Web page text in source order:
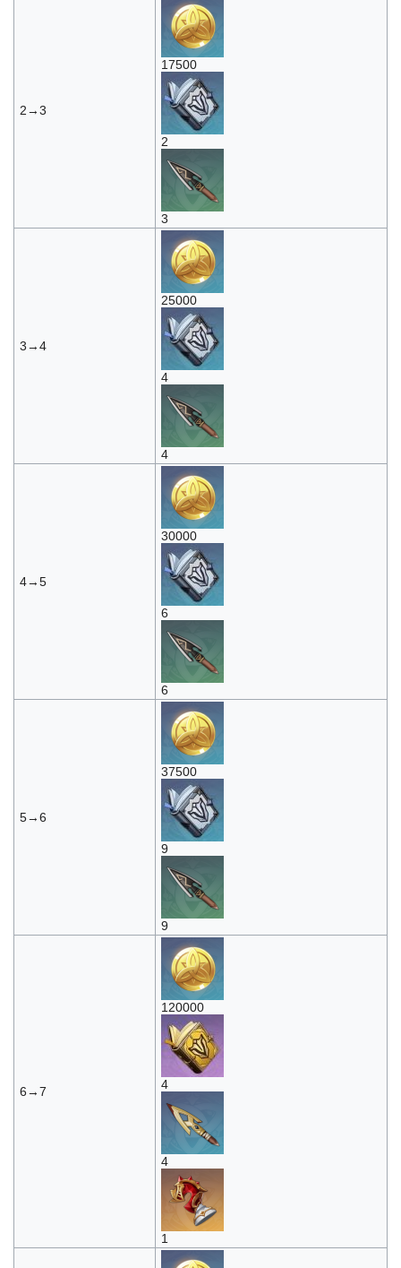
2→3
17500
2
3
3→4
25000
4
4
4→5
30000
6
6
5→6
37500
9
9
6→7
120000
4
4
1